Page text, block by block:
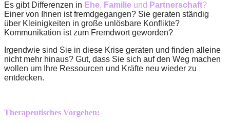
Es gibt Differenzen in Ehe, Familie und Partnerschaft?
Einer von Ihnen ist fremdgegangen? Sie geraten ständig
über Kleinigkeiten in große unlösbare Konflikte?
Kommunikation ist zum Fremdwort geworden?
Irgendwie sind Sie in diese Krise geraten und finden alleine
nicht mehr hinaus? Gut, dass Sie sich auf den Weg machen
wollen um Ihre Ressourcen und Kräfte neu wieder zu
entdecken.
Therapeutisches Vorgehen: